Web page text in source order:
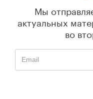
Мы
актуальных
во